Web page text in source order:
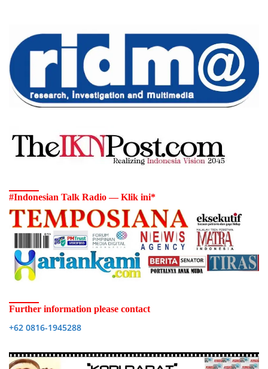
#Indonesian Talk Radio — Klik ini*
Further information please contact
+62 0816-1945288